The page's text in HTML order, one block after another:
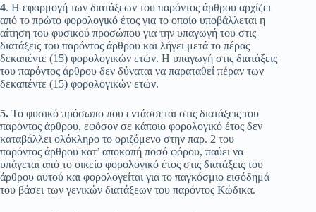
4. Η εφαρμογή των διατάξεων του παρόντος άρθρου αρχίζει
από το πρώτο φορολογικό έτος για το οποίο υποβάλλεται η
αίτηση του φυσικού προσώπου για την υπαγωγή του στις
διατάξεις του παρόντος άρθρου και λήγει μετά το πέρας
δεκαπέντε (15) φορολογικών ετών. Η υπαγωγή στις διατάξεις
του παρόντος άρθρου δεν δύναται να παραταθεί πέραν των
δεκαπέντε (15) φορολογικών ετών.
5. Το φυσικό πρόσωπο που εντάσσεται στις διατάξεις του
παρόντος άρθρου, εφόσον σε κάποιο φορολογικό έτος δεν
καταβάλλει ολόκληρο το οριζόμενο στην παρ. 2 του
παρόντος άρθρου κατ’ αποκοπή ποσό φόρου, παύει να
υπάγεται από το οικείο φορολογικό έτος στις διατάξεις του
άρθρου αυτού και φορολογείται για το παγκόσμιο εισόδημά
του βάσει των γενικών διατάξεων του παρόντος Κώδικα.